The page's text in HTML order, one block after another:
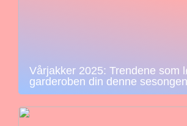
Vårjakker 2025: Trendene som
garderoben din denne sesongen